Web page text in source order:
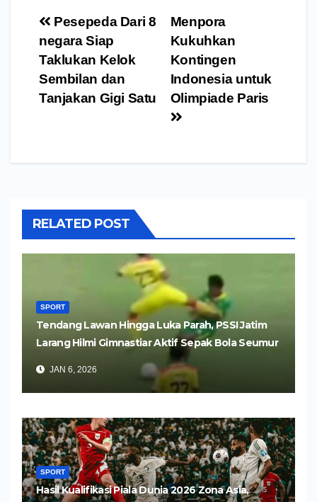
Navigasi
pos
Menpora
Kukuhkan
Kontingen
Indonesia untuk
Olimpiade Paris
Pesepeda Dari 8
negara Siap
Taklukan Kelok
Sembilan dan
Tanjakan Gigi Satu
RELATED POST
SPORT
Tendang Lawan Hingga Luka Parah, PSSI Jatim
Larang Hilmi Gimnastiar Aktif Sepak Bola Seumur
JAN 6, 2026
SPORT
Hasil Kualifikasi Piala Dunia 2026 Zona Asia,